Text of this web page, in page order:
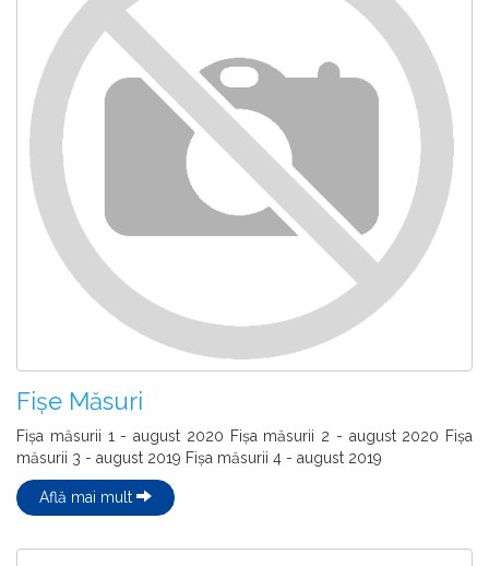
Fișe Măsuri
Fișa măsurii 1 - august 2020 Fișa măsurii 2 - august 2020 Fișa
măsurii 3 - august 2019 Fișa măsurii 4 - august 2019
Află mai mult